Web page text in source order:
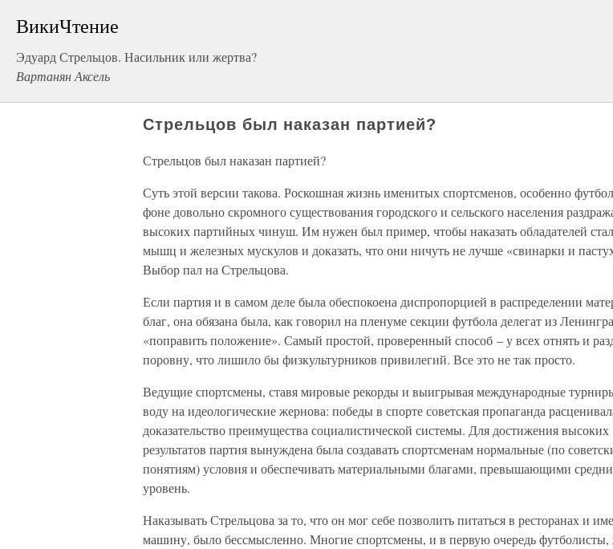
ВикиЧтение
Эдуард Стрельцов. Насильник или жертва?
Вартанян Аксель
Стрельцов был наказан партией?
Стрельцов был наказан партией?
Суть этой версии такова. Роскошная жизнь именитых спортсменов, особенно
фоне довольно скромного существования городского и сельского населения
высоких партийных чинуш. Им нужен был пример, чтобы наказать обладателей
мышц и железных мускулов и доказать, что они ничуть не лучше «свинарки и
Выбор пал на Стрельцова.
Если партия и в самом деле была обеспокоена диспропорцией в распределении
благ, она обязана была, как говорил на пленуме секции футбола делегат из
«поправить положение». Самый простой, проверенный способ – у всех отнять и
поровну, что лишило бы физкультурников привилегий. Все это не так просто.
Ведущие спортсмены, ставя мировые рекорды и выигрывая международные
воду на идеологические жернова: победы в спорте советская пропаганда
доказательство преимущества социалистической системы. Для достижения высоких
результатов партия вынуждена была создавать спортсменам нормальные (по
понятиям) условия и обеспечивать материальными благами, превышающими
уровень.
Наказывать Стрельцова за то, что он мог себе позволить питаться в ресторанах и
машину, было бессмысленно. Многие спортсмены, и в первую очередь